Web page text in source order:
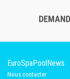
EuroSpaPoolNews
Nous contacter